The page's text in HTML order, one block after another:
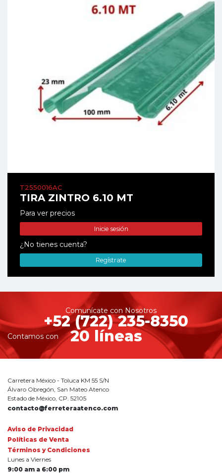
T2550016AC
TIRA ZINTRO 6.10 MT
Para ver precios
Inicie sesión
¿No tienes cuenta?
Regístrate
Comunícate con Nosotros
+52 (722) 235-8350
Contamos con 20 líneas
Carretera México - Toluca KM 55 S/N
Álvaro Obregón, San Mateo Atenco
Estado de México, CP. 52105
contacto@ferreteraatenco.com
Aviso de Privacidad
Políticas de Venta
Términos y Condiciones
Lunes a Viernes
9:00 am a 6:00 pm